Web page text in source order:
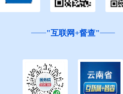
"互联网+督查"